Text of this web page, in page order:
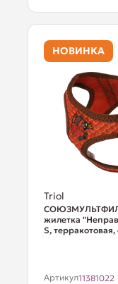
НОВИНКА
Triol
жилетка
S,
Артикул11381022